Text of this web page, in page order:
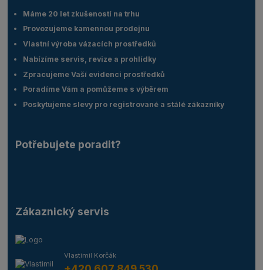
Máme 20 let zkušeností na trhu
Provozujeme kamennou prodejnu
Vlastní výroba vázacích prostředků
Nabízíme servis, revize a prohlídky
Zpracujeme Vaší evidenci prostředků
Poradíme Vám a pomůžeme s výběrem
Poskytujeme slevy pro registrované a stálé zákazníky
Potřebujete poradit?
Zákaznický servis
Vlastimil Korčák